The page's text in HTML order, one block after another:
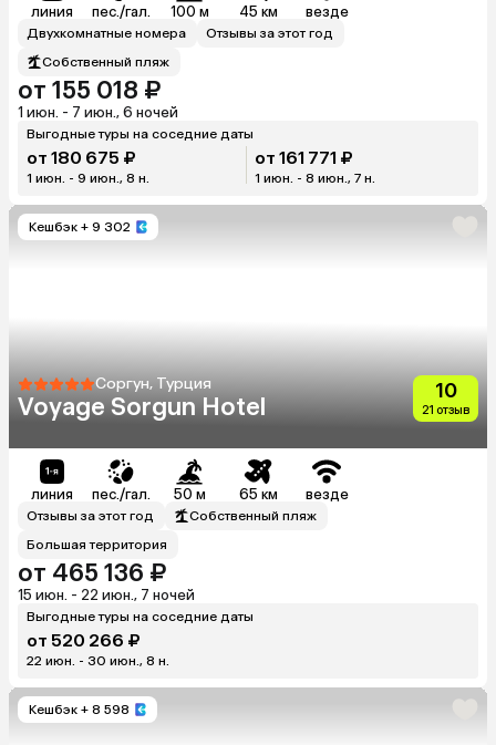
линия пес./гал. 100 м 45 км везде
Двухкомнатные номера
Отзывы за этот год
Собственный пляж
от 155 018 ₽
1 июн. - 7 июн., 6 ночей
Выгодные туры на соседние даты
от 180 675 ₽
1 июн. - 9 июн., 8 н.
от 161 771 ₽
1 июн. - 8 июн., 7 н.
Кешбэк + 9 302
Соргун, Турция
Voyage Sorgun Hotel
10
21 отзыв
линия пес./гал. 50 м 65 км везде
Отзывы за этот год
Собственный пляж
Большая территория
от 465 136 ₽
15 июн. - 22 июн., 7 ночей
Выгодные туры на соседние даты
от 520 266 ₽
22 июн. - 30 июн., 8 н.
Кешбэк + 8 598